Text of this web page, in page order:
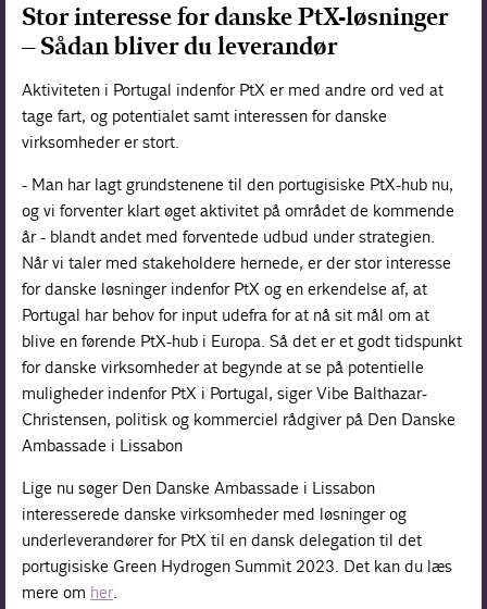
Stor interesse for danske PtX-løsninger
– Sådan bliver du leverandør
Aktiviteten i Portugal indenfor PtX er med andre ord ved at
tage fart, og potentialet samt interessen for danske
virksomheder er stort.
- Man har lagt grundstenene til den portugisiske PtX-hub nu,
og vi forventer klart øget aktivitet på området de kommende
år - blandt andet med forventede udbud under strategien.
Når vi taler med stakeholdere hernede, er der stor interesse
for danske løsninger indenfor PtX og en erkendelse af, at
Portugal har behov for input udefra for at nå sit mål om at
blive en førende PtX-hub i Europa. Så det er et godt tidspunkt
for danske virksomheder at begynde at se på potentielle
muligheder indenfor PtX i Portugal, siger Vibe Balthazar-
Christensen, politisk og kommerciel rådgiver på Den Danske
Ambassade i Lissabon
Lige nu søger Den Danske Ambassade i Lissabon
interesserede danske virksomheder med løsninger og
underleverandører for PtX til en dansk delegation til det
portugisiske Green Hydrogen Summit 2023. Det kan du læs
mere om her.